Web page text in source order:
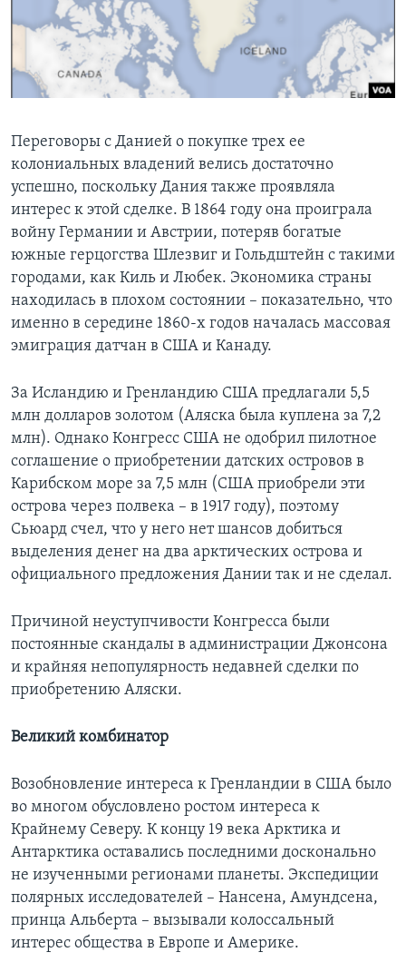
Переговоры с Данией о покупке трех ее
колониальных владений велись достаточно
успешно, поскольку Дания также проявляла
интерес к этой сделке. В 1864 году она проиграла
войну Германии и Австрии, потеряв богатые
южные герцогства Шлезвиг и Гольдштейн с такими
городами, как Киль и Любек. Экономика страны
находилась в плохом состоянии – показательно, что
именно в середине 1860-х годов началась массовая
эмиграция датчан в США и Канаду.
За Исландию и Гренландию США предлагали 5,5
млн долларов золотом (Аляска была куплена за 7,2
млн). Однако Конгресс США не одобрил пилотное
соглашение о приобретении датских островов в
Карибском море за 7,5 млн (США приобрели эти
острова через полвека – в 1917 году), поэтому
Сьюард счел, что у него нет шансов добиться
выделения денег на два арктических острова и
официального предложения Дании так и не сделал.
Причиной неуступчивости Конгресса были
постоянные скандалы в администрации Джонсона
и крайняя непопулярность недавней сделки по
приобретению Аляски.
Великий комбинатор
Возобновление интереса к Гренландии в США было
во многом обусловлено ростом интереса к
Крайнему Северу. К концу 19 века Арктика и
Антарктика оставались последними досконально
не изученными регионами планеты. Экспедиции
полярных исследователей – Нансена, Амундсена,
принца Альберта – вызывали колоссальный
интерес общества в Европе и Америке.